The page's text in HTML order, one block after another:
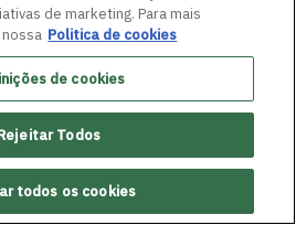
SIGA-NOS
de marketing. Para mais
Politica de cookies
de cookies
Todos
todos os cookies